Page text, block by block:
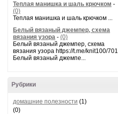
Теплая манишка и шаль крючком -
(0)
Теплая манишка и шаль крючком ...
Белый вязаный джемпер, схема
вязания узора - (0)
Белый вязаный джемпер, схема
вязания узора https://t.me/knit100/701
Белый вязаный джемпе...
Рубрики
домашние полезности (1)
(0)